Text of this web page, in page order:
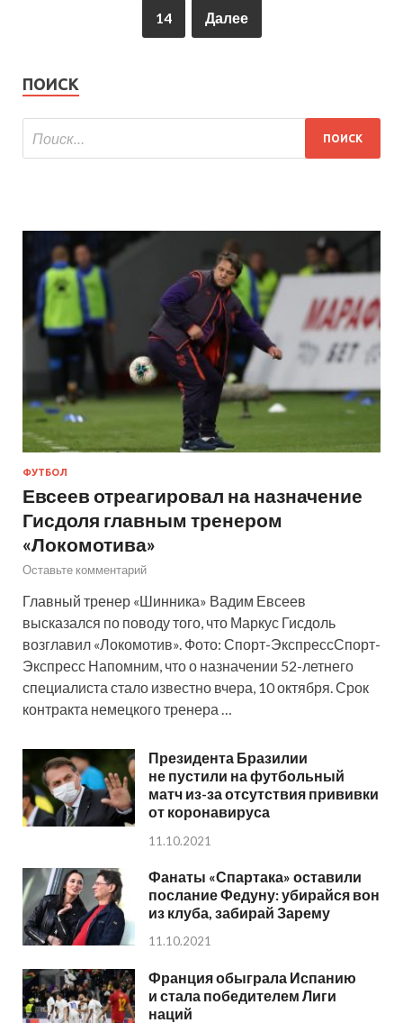
14 Далее
ПОИСК
ФУТБОЛ
Евсеев отреагировал на назначение
Гисдоля главным тренером
«Локомотива»
Оставьте комментарий
Главный тренер «Шинника» Вадим Евсеев
высказался по поводу того, что Маркус Гисдоль
возглавил «Локомотив». Фото: Спорт-ЭкспрессСпорт-
Экспресс Напомним, что о назначении 52-летнего
специалиста стало известно вчера, 10 октября. Срок
контракта немецкого тренера …
Президента Бразилии
не пустили на футбольный
матч из-за отсутствия прививки
от коронавируса
11.10.2021
Фанаты «Спартака» оставили
послание Федуну: убирайся вон
из клуба, забирай Зарему
11.10.2021
Франция обыграла Испанию
и стала победителем Лиги
наций